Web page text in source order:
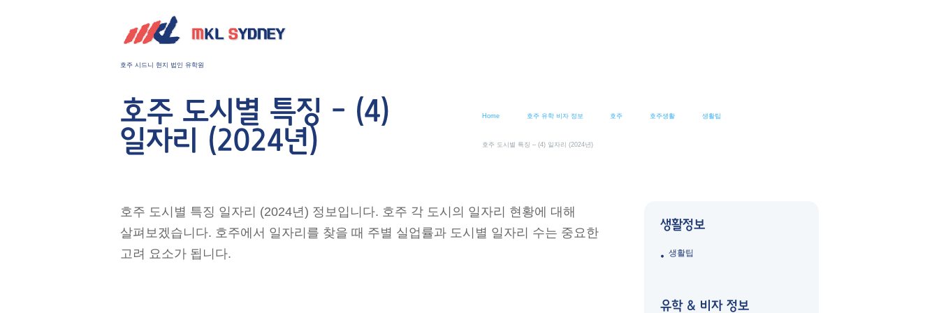
호주 시드니 현지 법인 유학원
Home 호주 유학 비자 정보 호주 호주생활 생활팁
호주 도시별 특징 – (4) 일자리 (2024년)
호주 도시별 특징 – (4)
일자리 (2024년)
호주 도시별 특징 일자리 (2024년) 정보입니다. 호주 각 도시의 일자리 현황에 대해
살펴보겠습니다. 호주에서 일자리를 찾을 때 주별 실업률과 도시별 일자리 수는 중요한
고려 요소가 됩니다.
생활정보
생활팁
유학 & 비자 정보